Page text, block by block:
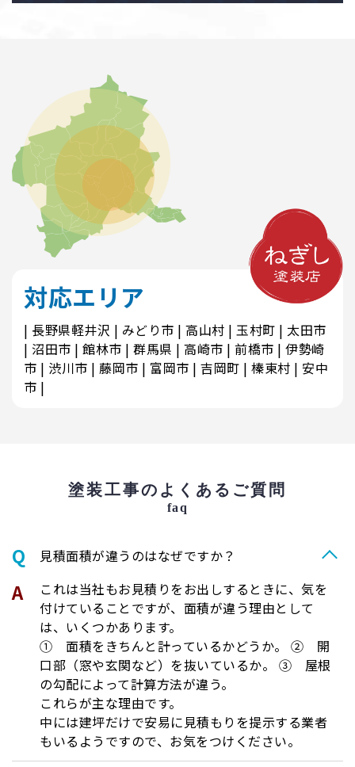
対応エリア
長野県軽井沢 みどり市 高山村 玉村町
太田市
沼田市
館林市 群馬県 高崎市 前橋市
伊勢崎
市
渋川市 藤岡市 富岡市 吉岡町 榛東村
安中
市
塗装工事のよくあるご質問
faq
⾒積⾯積が違うのはなぜですか？
これは当社もお見積りをお出しするときに、気を
付けていることですが、面積が違う理由として
は、いくつかあります。
① 面積をきちんと計っているかどうか。 ② 開
口部（窓や玄関など）を抜いているか。 ③ 屋根
の勾配によって計算方法が違う。
これらが主な理由です。
中には建坪だけで安易に見積もりを提示する業者
もいるようですので、お気をつけください。